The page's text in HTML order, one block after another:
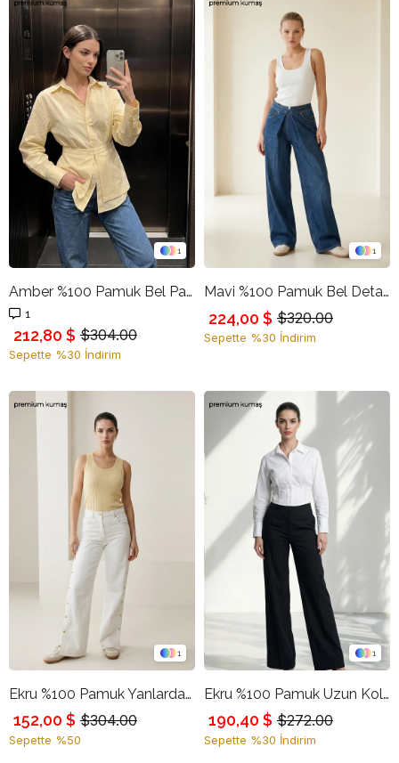
1
Amber %100 Pamuk Bel Panelli Uzun Kollu Pamuk Gömlek
1
$304.00
212,80 $
Sepette %30 İndirim
1
Mavi %100 Pamuk Bel Detaylı Rahat Kesim Jean
$320.00
224,00 $
Sepette %30 İndirim
1
Ekru %100 Pamuk Yanlardan Kapama Detaylı Pantolon
$304.00
152,00 $
Sepette %50
1
Ekru %100 Pamuk Uzun Kollu Bel Detaylı Gömlek
$272.00
190,40 $
Sepette %30 İndirim